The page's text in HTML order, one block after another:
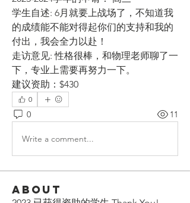
学生自述: 6月就要上战场了，不知道我
的成绩能不能对得起你们的支持和我的
付出，我会全力以赴！
走访意见: 性格很棒，和物理老师聊了一
下，专业上需要再努力一下。
建议资助：$430
0
0 11
Write a comment...
About